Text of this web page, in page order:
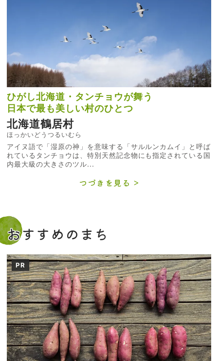
ひがし北海道・タンチョウが舞う
日本で最も美しい村のひとつ
北海道鶴居村
ほっかいどうつるいむら
アイヌ語で「湿原の神」を意味する「サルルンカムイ」と呼ば
れているタンチョウは、特別天然記念物にも指定されている国
内最大級の大きさのツル...
つづきを見る
おすすめのまち
PR